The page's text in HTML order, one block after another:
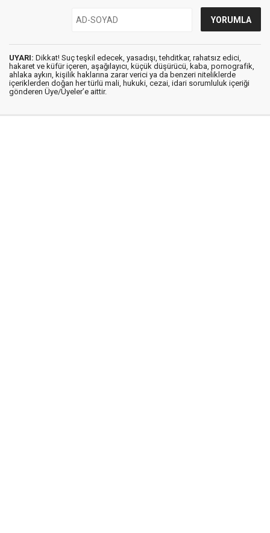
UYARI: Dikkat! Suç teşkil edecek, yasadışı, tehditkar, rahatsız edici,
hakaret ve küfür içeren, aşağılayıcı, küçük düşürücü, kaba, pornografik,
ahlaka aykırı, kişilik haklarına zarar verici ya da benzeri niteliklerde
içeriklerden doğan her türlü mali, hukuki, cezai, idari sorumluluk içeriği
gönderen Üye/Üyeler’e aittir.